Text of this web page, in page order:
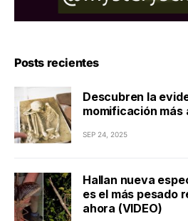
Posts recientes
Descubren la
momificación más
SEP 24, 2025
Hallan nueva
es el más pesado
ahora (VIDEO)